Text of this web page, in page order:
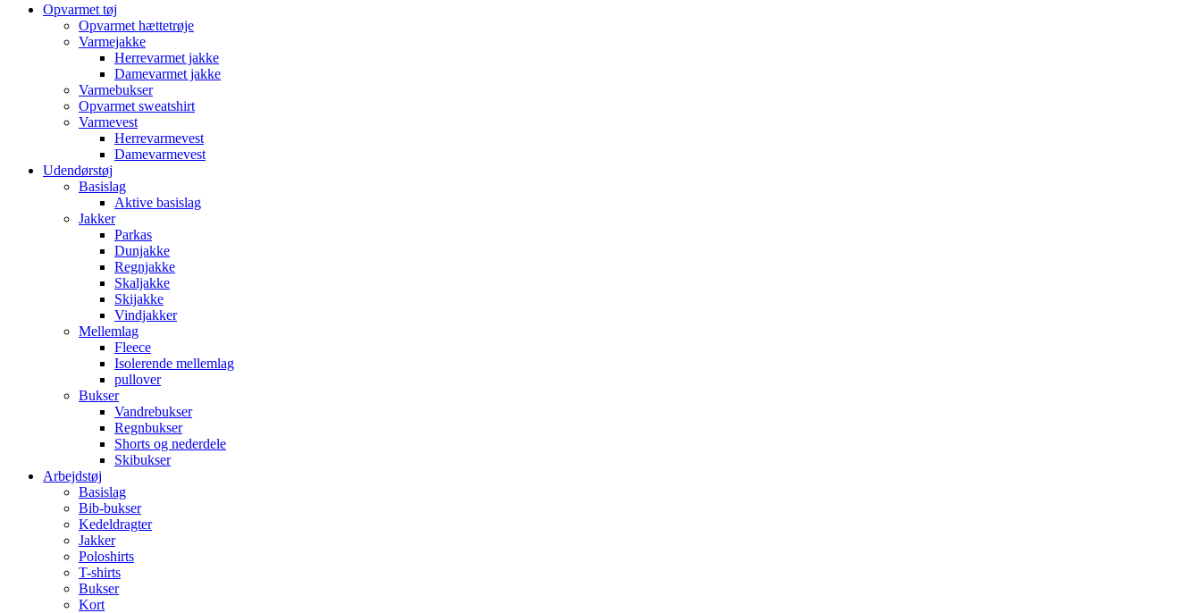
Opvarmet tøj
Opvarmet hættetrøje
Varmejakke
Herrevarmet jakke
Damevarmet jakke
Varmebukser
Opvarmet sweatshirt
Varmevest
Herrevarmevest
Damevarmevest
Udendørstøj
Basislag
Aktive basislag
Jakker
Parkas
Dunjakke
Regnjakke
Skaljakke
Skijakke
Vindjakker
Mellemlag
Fleece
Isolerende mellemlag
pullover
Bukser
Vandrebukser
Regnbukser
Shorts og nederdele
Skibukser
Arbejdstøj
Basislag
Bib-bukser
Kedeldragter
Jakker
Poloshirts
T-shirts
Bukser
Kort